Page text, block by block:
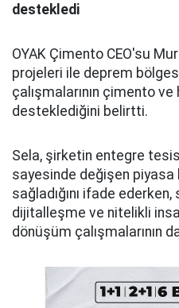
destekledi
OYAK Çimento CEO'su
projeleri ile deprem
çalışmalarının çimento
desteklediğini belirtti.
Sela, şirketin entegre
sayesinde değişen piyasa
sağladığını ifade
dijitalleşme ve nitelikli
dönüşüm çalışmalarının